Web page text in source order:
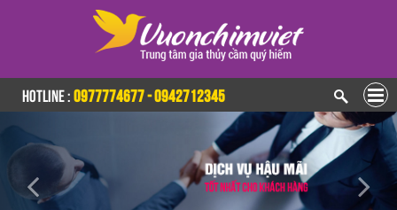
HOTLINE :0977774677 - 0942712345